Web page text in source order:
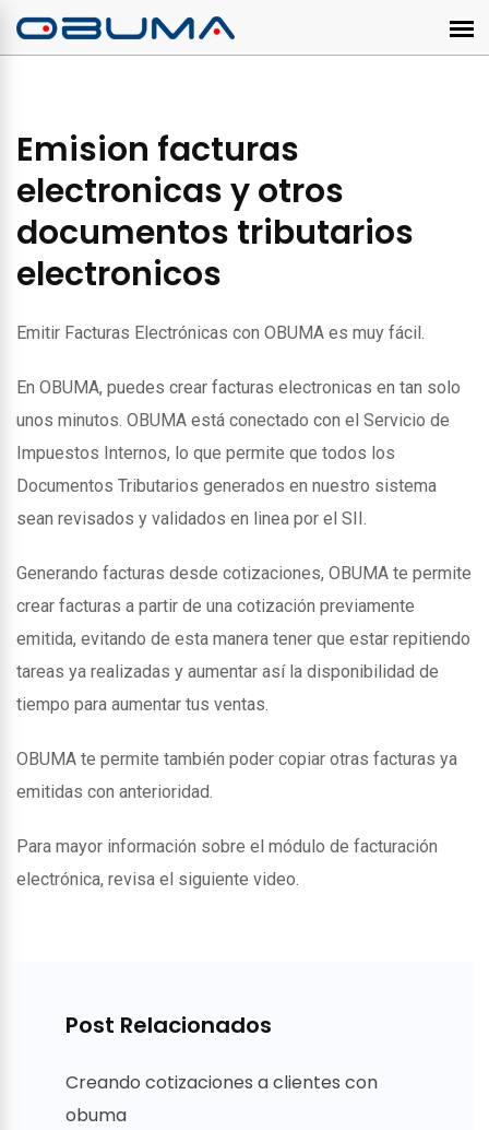
Emision facturas
electronicas y otros
documentos tributarios
electronicos
Emitir Facturas Electrónicas con OBUMA es muy fácil.
En OBUMA, puedes crear facturas electronicas en tan solo
unos minutos. OBUMA está conectado con el Servicio de
Impuestos Internos, lo que permite que todos los
Documentos Tributarios generados en nuestro sistema
sean revisados y validados en linea por el SII.
Generando facturas desde cotizaciones, OBUMA te permite
crear facturas a partir de una cotización previamente
emitida, evitando de esta manera tener que estar repitiendo
tareas ya realizadas y aumentar así la disponibilidad de
tiempo para aumentar tus ventas.
OBUMA te permite también poder copiar otras facturas ya
emitidas con anterioridad.
Para mayor información sobre el módulo de facturación
electrónica, revisa el siguiente video.
Post Relacionados
Creando cotizaciones a clientes con
obuma